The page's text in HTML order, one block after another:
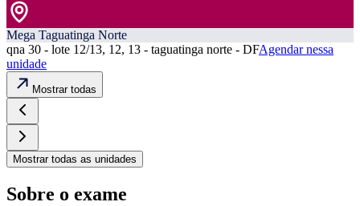
Mega Taguatinga Norte
qna 30 - lote 12/13, 12, 13 - taguatinga norte - DFAgendar nessa
unidade
Mostrar todas
Mostrar todas as unidades
Sobre o exame